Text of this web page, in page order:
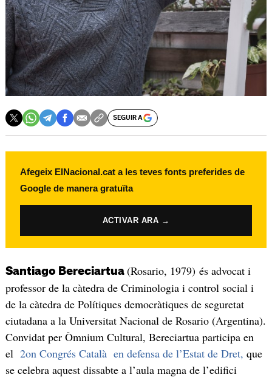
SEGUIR A
Afegeix ElNacional.cat a les teves fonts preferides de
Google de manera gratuïta
ACTIVAR ARA →
Santiago Bereciartua (Rosario, 1979) és advocat i
professor de la càtedra de Criminologia i control social i
de la càtedra de Polítiques democràtiques de seguretat
ciutadana a la Universitat Nacional de Rosario (Argentina).
Convidat per Òmnium Cultural, Bereciartua participa en
el 2on Congrés Català en defensa de l’Estat de Dret, que
se celebra aquest dissabte a l’aula magna de l’edifici